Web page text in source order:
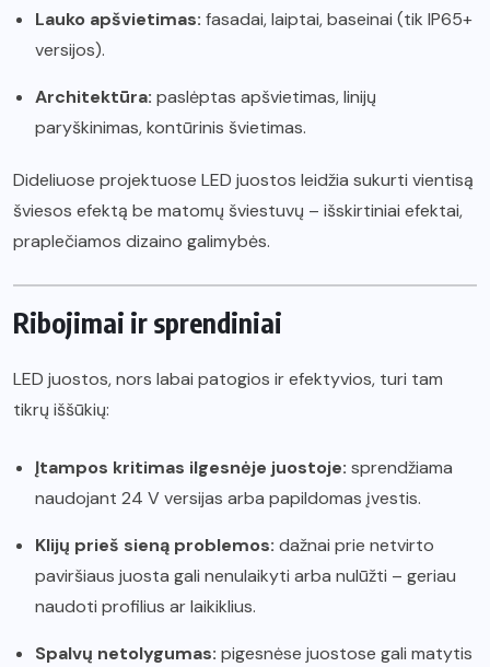
Lauko apšvietimas: fasadai, laiptai, baseinai (tik IP65+
versijos).
Architektūra: paslėptas apšvietimas, linijų
paryškinimas, kontūrinis švietimas.
Dideliuose projektuose LED juostos leidžia sukurti vientisą
šviesos efektą be matomų šviestuvų – išskirtiniai efektai,
praplečiamos dizaino galimybės.
Ribojimai ir sprendiniai
LED juostos, nors labai patogios ir efektyvios, turi tam
tikrų iššūkių:
Įtampos kritimas ilgesnėje juostoje: sprendžiama
naudojant 24 V versijas arba papildomas įvestis.
Klijų prieš sieną problemos: dažnai prie netvirto
paviršiaus juosta gali nenulaikyti arba nulūžti – geriau
naudoti profilius ar laikiklius.
Spalvų netolygumas: pigesnėse juostose gali matytis